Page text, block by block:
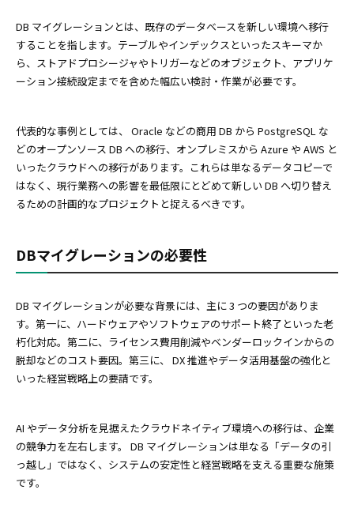
DB マイグレーションとは、既存のデータベースを新しい環境へ移行
することを指します。テーブルやインデックスといったスキーマか
ら、ストアドプロシージャやトリガーなどのオブジェクト、アプリケ
ーション接続設定までを含めた幅広い検討・作業が必要です。
代表的な事例としては、 Oracle などの商用 DB から PostgreSQL な
どのオープンソース DB への移行、オンプレミスから Azure や AWS と
いったクラウドへの移行があります。これらは単なるデータコピーで
はなく、現行業務への影響を最低限にとどめて新しい DB へ切り替え
るための計画的なプロジェクトと捉えるべきです。
DBマイグレーションの必要性
DB マイグレーションが必要な背景には、主に 3 つの要因がありま
す。第一に、ハードウェアやソフトウェアのサポート終了といった老
朽化対応。第二に、ライセンス費用削減やベンダーロックインからの
脱却などのコスト要因。第三に、 DX 推進やデータ活用基盤の強化と
いった経営戦略上の要請です。
AI やデータ分析を見据えたクラウドネイティブ環境への移行は、企業
の競争力を左右します。 DB マイグレーションは単なる「データの引
っ越し」ではなく、システムの安定性と経営戦略を支える重要な施策
です。